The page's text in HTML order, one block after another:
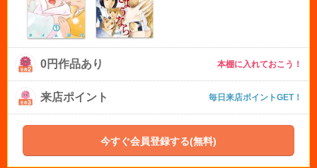
0円作品あり 本棚に入れておこう！
来店ポイント 毎日来店ポイントGET！
今すぐ会員登録する(無料)